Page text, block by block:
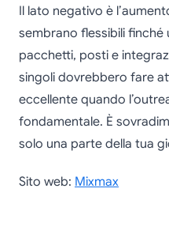
Il lato negativo è
sembrano flessibili
pacchetti, posti e
singoli dovrebbero fare
eccellente quando
fondamentale. È
solo una parte della tua
Sito web: Mixmax